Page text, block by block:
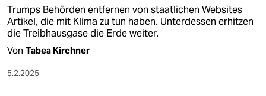
Trumps Behörden entfernen von staatlichen Websites
Artikel, die mit Klima zu tun haben. Unterdessen erhitzen
die Treibhausgase die Erde weiter.
Von Tabea Kirchner
5.2.2025